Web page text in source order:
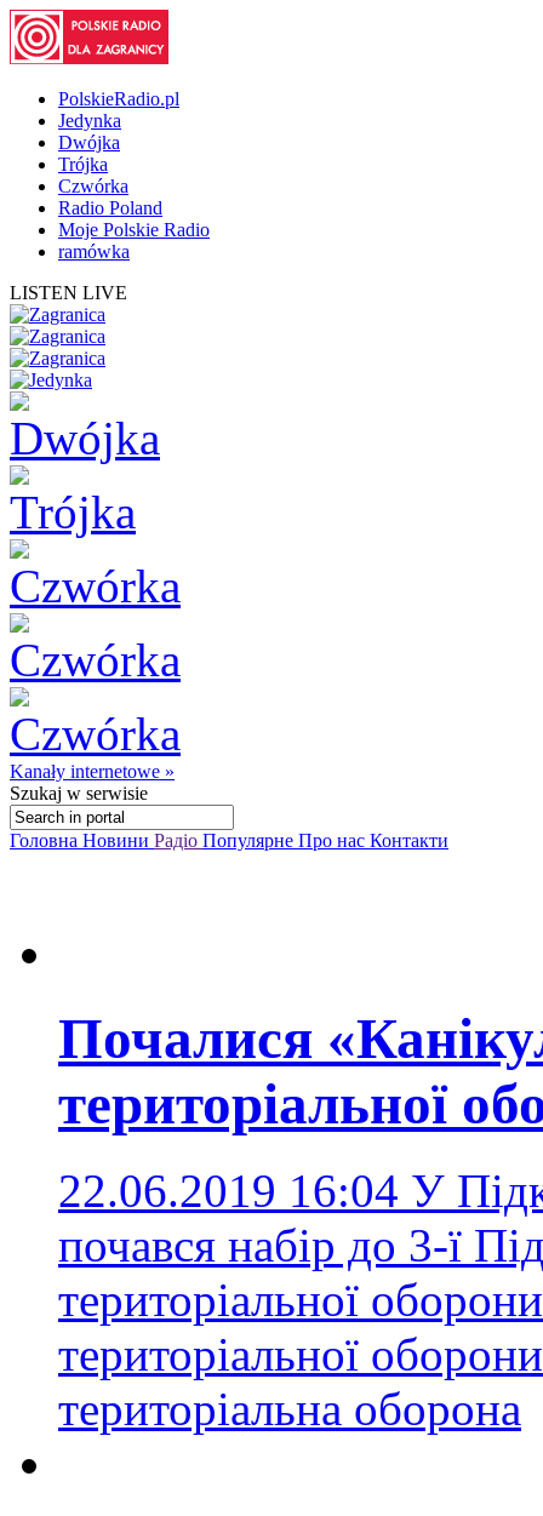
PolskieRadio.pl
Jedynka
Dwójka
Trójka
Czwórka
Radio Poland
Moje Polskie Radio
ramówka
LISTEN LIVE
Kanały internetowe »
Szukaj w serwisie
Головна Новини Радіо Популярне Про нас Контакти
Почалися
територіальної
22.06.2019 16:04 У
почався набір до 3-ї
територіальної
територіальної оборони
територіальна оборона